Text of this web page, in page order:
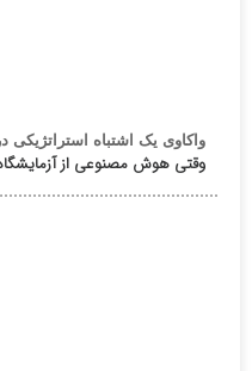
واکاوی یک اشتباه استراتژیکی
وقتی هوش مصنوعی از